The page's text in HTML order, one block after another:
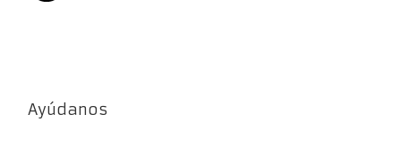
Ayúdanos